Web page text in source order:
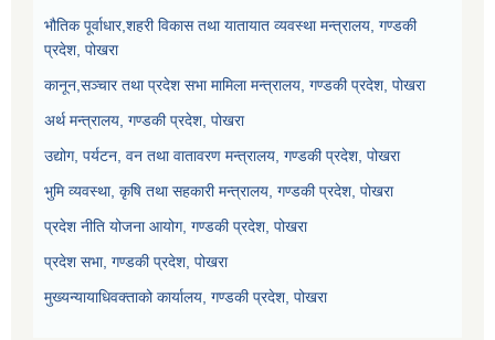
भौतिक पूर्वाधार,शहरी विकास तथा यातायात व्यवस्था मन्त्रालय, गण्डकी
प्रदेश, पोखरा
कानून,सञ्चार तथा प्रदेश सभा मामिला मन्त्रालय, गण्डकी प्रदेश, पोखरा
अर्थ मन्त्रालय, गण्डकी प्रदेश, पोखरा
उद्योग, पर्यटन, वन तथा वातावरण मन्त्रालय, गण्डकी प्रदेश, पोखरा
भुमि व्यवस्था, कृषि तथा सहकारी मन्त्रालय, गण्डकी प्रदेश, पोखरा
प्रदेश नीति योजना आयोग, गण्डकी प्रदेश, पोखरा
प्रदेश सभा, गण्डकी प्रदेश, पोखरा
मुख्यन्यायाधिवक्ताको कार्यालय, गण्डकी प्रदेश, पोखरा